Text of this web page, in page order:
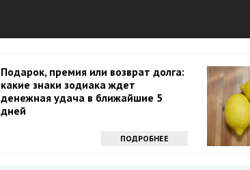
Подарок, премия или возврат долга:
какие знаки зодиака ждет
денежная удача в ближайшие 5
дней
ПОДРОБНЕЕ